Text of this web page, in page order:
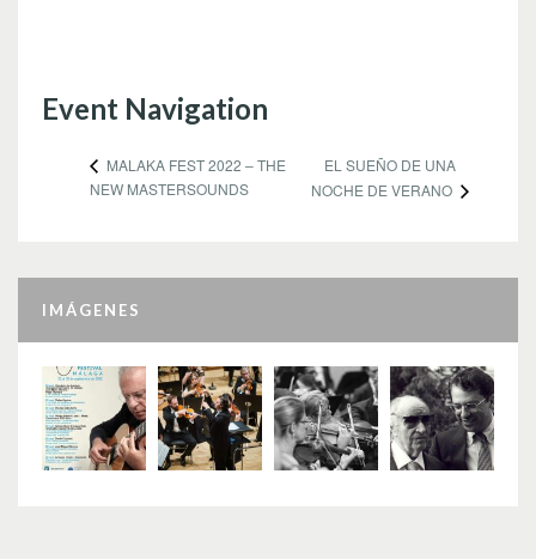
Event Navigation
MALAKA FEST 2022 – THE
NEW MASTERSOUNDS
EL SUEÑO DE UNA
NOCHE DE VERANO
IMÁGENES